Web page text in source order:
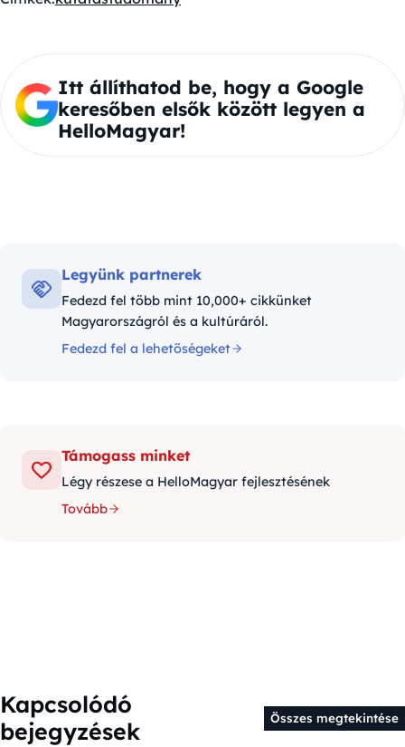
Itt állíthatod be, hogy a Google
keresőben elsők között legyen a
HelloMagyar!
Legyünk partnerek
Fedezd fel több mint 10,000+ cikkünket
Magyarországról és a kultúráról.
Fedezd fel a lehetőségeket
Támogass minket
Légy részese a HelloMagyar fejlesztésének
Tovább
Kapcsolódó
bejegyzések
Összes megtekintése